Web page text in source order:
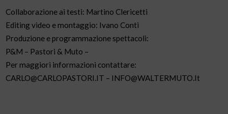
Collaborazione ai testi: Martino Clericetti
Editing video e montaggio: Ivano Conti
Produzione e programmazione spettacoli:
P&M – Pastori & Muto –
Per maggiori informazioni contattare:
CARLO@CARLOPASTORI.IT – INFO@WALTERMUTO.It